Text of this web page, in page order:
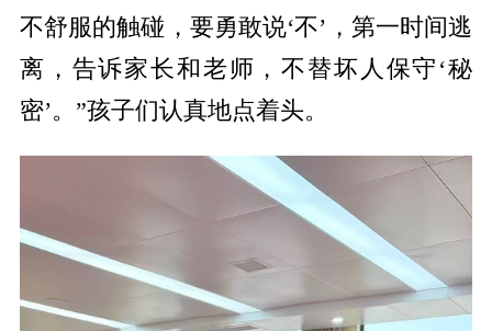
不舒服的触碰，要勇敢说‘不’，第一时间逃
离，告诉家长和老师，不替坏人保守‘秘
密’。”孩子们认真地点着头。